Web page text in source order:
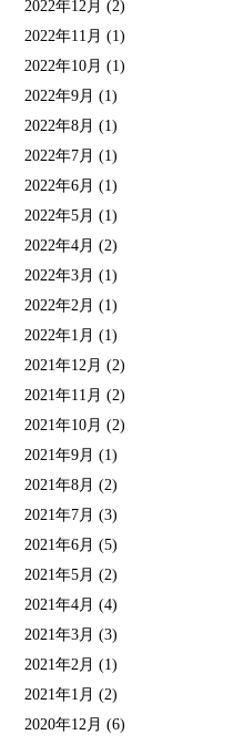
2022年12月 (2)
2022年11月 (1)
2022年10月 (1)
2022年9月 (1)
2022年8月 (1)
2022年7月 (1)
2022年6月 (1)
2022年5月 (1)
2022年4月 (2)
2022年3月 (1)
2022年2月 (1)
2022年1月 (1)
2021年12月 (2)
2021年11月 (2)
2021年10月 (2)
2021年9月 (1)
2021年8月 (2)
2021年7月 (3)
2021年6月 (5)
2021年5月 (2)
2021年4月 (4)
2021年3月 (3)
2021年2月 (1)
2021年1月 (2)
2020年12月 (6)